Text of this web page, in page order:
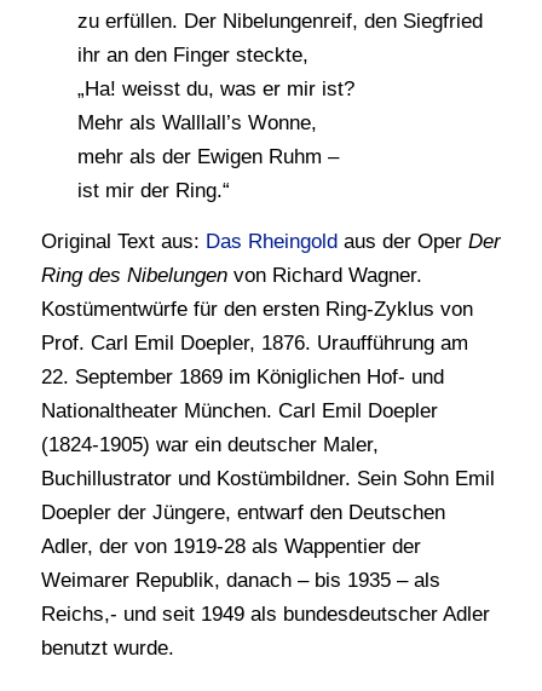
zu erfüllen. Der Nibelungenreif, den Siegfried
ihr an den Finger steckte,
„Ha! weisst du, was er mir ist?
Mehr als Walllall’s Wonne,
mehr als der Ewigen Ruhm –
ist mir der Ring.“
Original Text aus: Das Rheingold aus der Oper Der
Ring des Nibelungenvon Richard Wagner.
Kostümentwürfe für den ersten Ring-Zyklus von
Prof. Carl Emil Doepler, 1876. Uraufführung am
22. September 1869 im Königlichen Hof- und
Nationaltheater München. Carl Emil Doepler
(1824-1905) war ein deutscher Maler,
Buchillustrator und Kostümbildner. Sein Sohn Emil
Doepler der Jüngere, entwarf den Deutschen
Adler, der von 1919-28 als Wappentier der
Weimarer Republik, danach – bis 1935 – als
Reichs,- und seit 1949 als bundesdeutscher Adler
benutzt wurde.